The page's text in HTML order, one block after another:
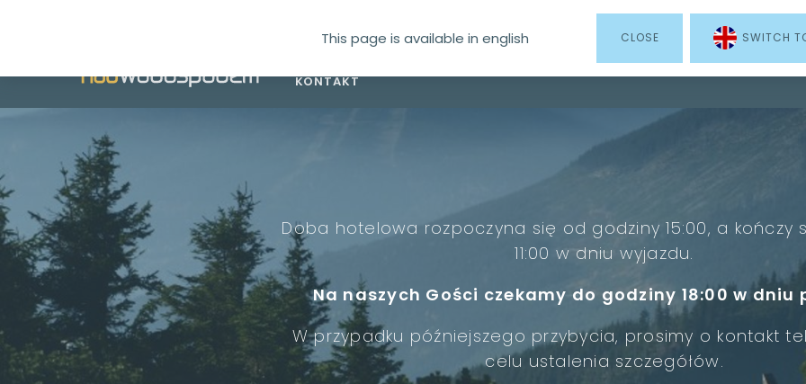
GÓRSKI DOMEK KULINARIA
KONTAKT
Doba hotelowa rozpoczyna się od godziny 15:00, a kończy
11:00 w dniu wyjazdu.
Na naszych Gości czekamy do godziny 18:00 w dniu
W przypadku późniejszego przybycia, prosimy o kontakt
celu ustalenia szczegółów.
This page is available in english CLOSE SWITCH